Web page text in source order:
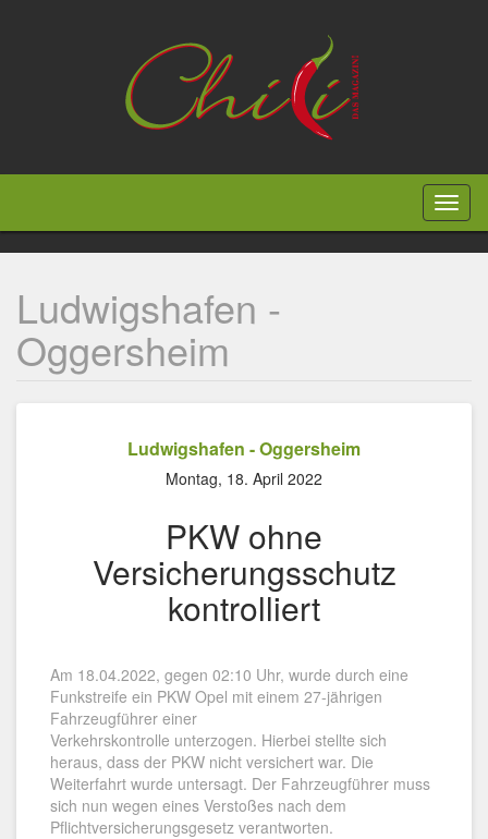
Ludwigshafen -
Oggersheim
Ludwigshafen - Oggersheim
Montag, 18. April 2022
PKW ohne
Versicherungsschutz
kontrolliert
Am 18.04.2022, gegen 02:10 Uhr, wurde durch eine
Funkstreife ein PKW Opel mit einem 27-jährigen
Fahrzeugführer einer
Verkehrskontrolle unterzogen. Hierbei stellte sich
heraus, dass der PKW nicht versichert war. Die
Weiterfahrt wurde untersagt. Der Fahrzeugführer muss
sich nun wegen eines Verstoßes nach dem
Pflichtversicherungsgesetz verantworten.